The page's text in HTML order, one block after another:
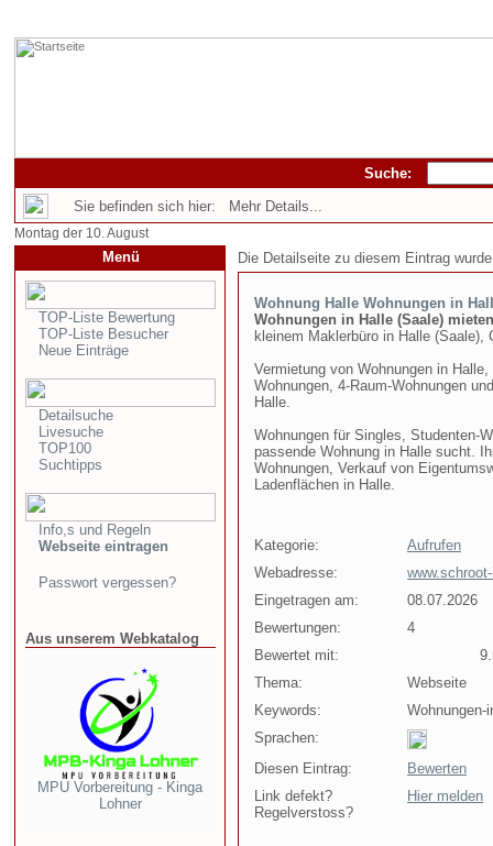
Suche:
Sie befinden sich hier: Mehr Details...
Montag der 10. August
Menü
TOP-Liste Bewertung
TOP-Liste Besucher
Neue Einträge
Detailsuche
Livesuche
TOP100
Suchtipps
Info,s und Regeln
Webseite eintragen
Passwort vergessen?
Aus unserem Webkatalog
MPU Vorbereitung - Kinga
Lohner
Die Detailseite zu diesem Eintrag
Wohnung Halle Wohnungen in
Wohnungen in Halle (Saale) mieten
kleinem Maklerbüro in Halle (Saale),
Vermietung von Wohnungen in
Wohnungen, 4-Raum-Wohnungen
Halle.
Wohnungen für Singles, Studenten-
passende Wohnung in Halle sucht.
Wohnungen, Verkauf von
Ladenflächen in Halle.
Kategorie:
Aufrufen
Webadresse:
Eingetragen am:
08.07.2026
Bewertungen:
4
Bewertet mit:
Thema:
Webseite
Keywords:
Wohnungen-
Sprachen:
Diesen Eintrag:
Bewerten
Link defekt?
Regelverstoss?
Hier melden